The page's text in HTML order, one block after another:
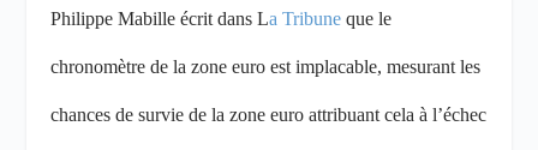
Philippe Mabille écrit dans La Tribune que le
chronomètre de la zone euro est implacable, mesurant les
chances de survie de la zone euro attribuant cela à l’échec